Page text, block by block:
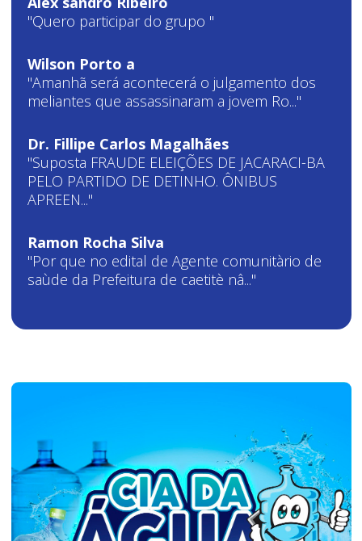
"Quero participar do grupo "
Wilson Porto a
"Amanhã será acontecerá o julgamento dos
meliantes que assassinaram a jovem Ro..."
Dr. Fillipe Carlos Magalhães
"Suposta FRAUDE ELEIÇÕES DE JACARACI-BA
PELO PARTIDO DE DETINHO. ÔNIBUS
APREEN..."
Ramon Rocha Silva
"Por que no edital de Agente comunitàrio de
saùde da Prefeitura de caetitè nâ..."